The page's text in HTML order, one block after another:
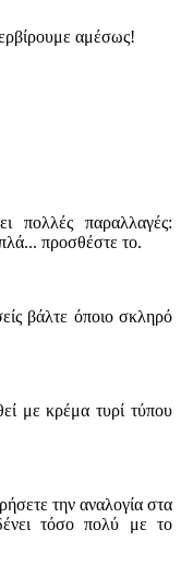
αμέσως!
παραλλαγές:
προσθέστε το.
βάλτε όποιο σκληρό
με κρέμα τυρί τύπου
την αναλογία στα
τόσο πολύ με το